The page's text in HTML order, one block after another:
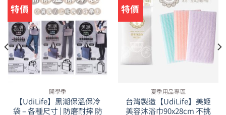
特價
開學季
【UdiLife】黑潮保溫保冷
袋 – 各種尺寸 | 防磨耐摔 防
特價
夏季用品專區
台灣製造【UdiLife】美姬
美容沐浴巾90x28cm 不挑